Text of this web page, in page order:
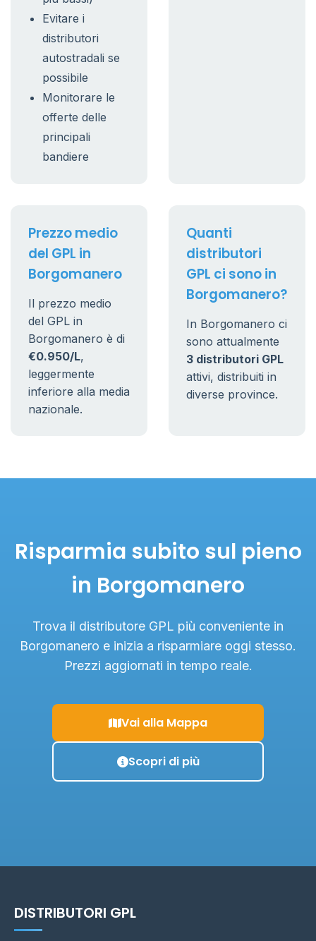
Evitare i
distributori
autostradali se
possibile
Monitorare le
offerte delle
principali
bandiere
Prezzo medio
del GPL in
Borgomanero
Il prezzo medio
del GPL in
Borgomanero è di
€0.950/L,
leggermente
inferiore alla media
nazionale.
Quanti
distributori
GPL ci sono in
Borgomanero?
In Borgomanero ci
sono attualmente
3 distributori GPL
attivi, distribuiti in
diverse province.
Risparmia subito sul pieno
in Borgomanero
Trova il distributore GPL più conveniente in
Borgomanero e inizia a risparmiare oggi stesso.
Prezzi aggiornati in tempo reale.
Vai alla Mappa
Scopri di più
DISTRIBUTORI GPL